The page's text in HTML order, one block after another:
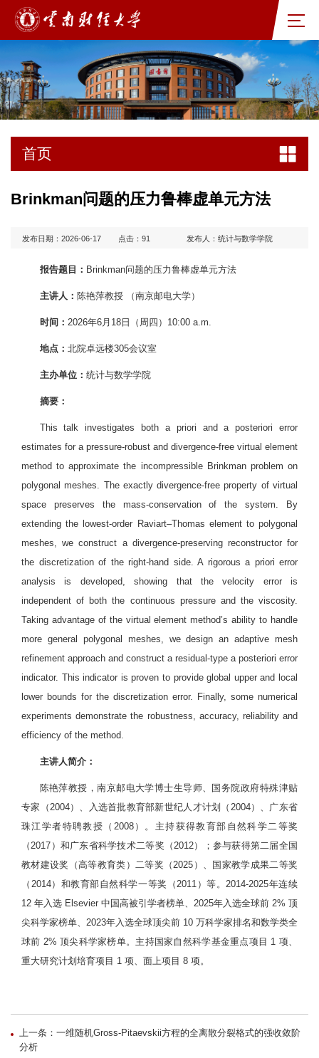
首页
Brinkman问题的压力鲁棒虚单元方法
发布日期：2026-06-17 点击： 91 发布人：统计与数学学院
报告题目： Brinkman问题的压力鲁棒虚单元方法
主讲人： 陈艳萍教授 （南京邮电大学）
时间： 2026年6月18日（周四）10:00 a.m.
地点： 北院卓远楼305会议室
主办单位： 统计与数学学院
摘要：
This talk investigates both a priori and a posteriori error
estimates for a pressure-robust and divergence-free virtual element
method to approximate the incompressible Brinkman problem on
polygonal meshes. The exactly divergence-free property of virtual
space preserves the mass-conservation of the system. By
extending the lowest-order Raviart–Thomas element to polygonal
meshes, we construct a divergence-preserving reconstructor for
the discretization of the right-hand side. A rigorous a priori error
analysis is developed, showing that the velocity error is
independent of both the continuous pressure and the viscosity.
Taking advantage of the virtual element method’s ability to handle
more general polygonal meshes, we design an adaptive mesh
refinement approach and construct a residual-type a posteriori error
indicator. This indicator is proven to provide global upper and local
lower bounds for the discretization error. Finally, some numerical
experiments demonstrate the robustness, accuracy, reliability and
efficiency of the method.
主讲人简介：
陈艳萍教授，南京邮电大学博士生导师、国务院政府特殊津贴
专家（2004）、入选首批教育部新世纪人才计划（2004）、广东省
珠江学者特聘教授（2008）。主持获得教育部自然科学二等奖
（2017）和广东省科学技术二等奖（2012）；参与获得第二届全国
教材建设奖（高等教育类）二等奖（2025）、国家教学成果二等奖
（2014）和教育部自然科学一等奖（2011）等。2014-2025年连续
12 年入选 Elsevier 中国高被引学者榜单、2025年入选全球前 2% 顶
尖科学家榜单、2023年入选全球顶尖前 10 万科学家排名和数学类全
球前 2% 顶尖科学家榜单。主持国家自然科学基金重点项目 1 项、
重大研究计划培育项目 1 项、面上项目 8 项。
上一条：一维随机Gross-Pitaevskii方程的全离散分裂格式的强收敛阶
分析